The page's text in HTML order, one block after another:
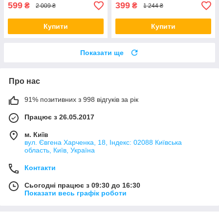
599 ₴ 2 009 ₴
Купити
399 ₴ 1 244 ₴
Купити
Показати ще
Про нас
91% позитивних з 998 відгуків за рік
Працює з 26.05.2017
м. Київ
вул. Євгена Харченка, 18, Індекс: 02088 Київська
область, Київ, Україна
Контакти
Сьогодні працює з 09:30 до 16:30
Показати весь графік роботи